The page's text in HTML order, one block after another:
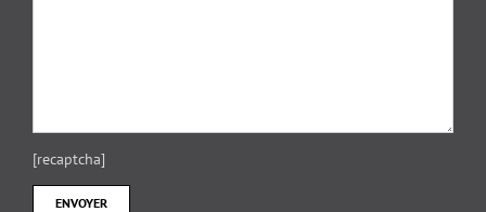
[recaptcha]